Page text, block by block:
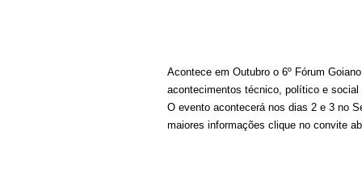
Acontece em Outubro o 6º Fórum
acontecimentos técnico, político e
O evento acontecerá nos dias 2 e 3 no
maiores informações clique no convite